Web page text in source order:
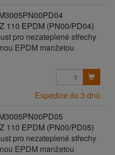
110 EPDM (PN00/PD04)
pro nezateplené střechy
EPDM manžetou
Expedice do 3 dnů
110 EPDM (PN00/PD05)
pro nezateplené střechy
EPDM manžetou